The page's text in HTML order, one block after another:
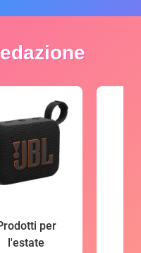
per
l'estate